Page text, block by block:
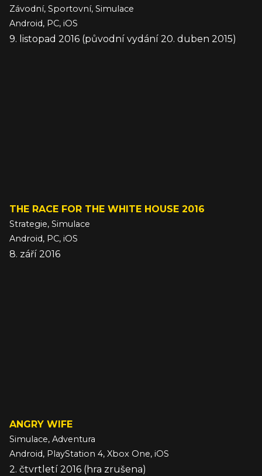
Závodní, Sportovní, Simulace
Android, PC, iOS
9. listopad 2016 (původní vydání 20. duben 2015)
THE RACE FOR THE WHITE HOUSE 2016
Strategie, Simulace
Android, PC, iOS
8. září 2016
ANGRY WIFE
Simulace, Adventura
Android, PlayStation 4, Xbox One, iOS
2. čtvrtletí 2016 (hra zrušena)